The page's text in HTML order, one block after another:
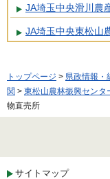
JA埼玉中央滑川農
JA埼玉中央東松山
トップページ > 県政情報・
関 > 東松山農林振興センタ
物直売所
サイトマップ